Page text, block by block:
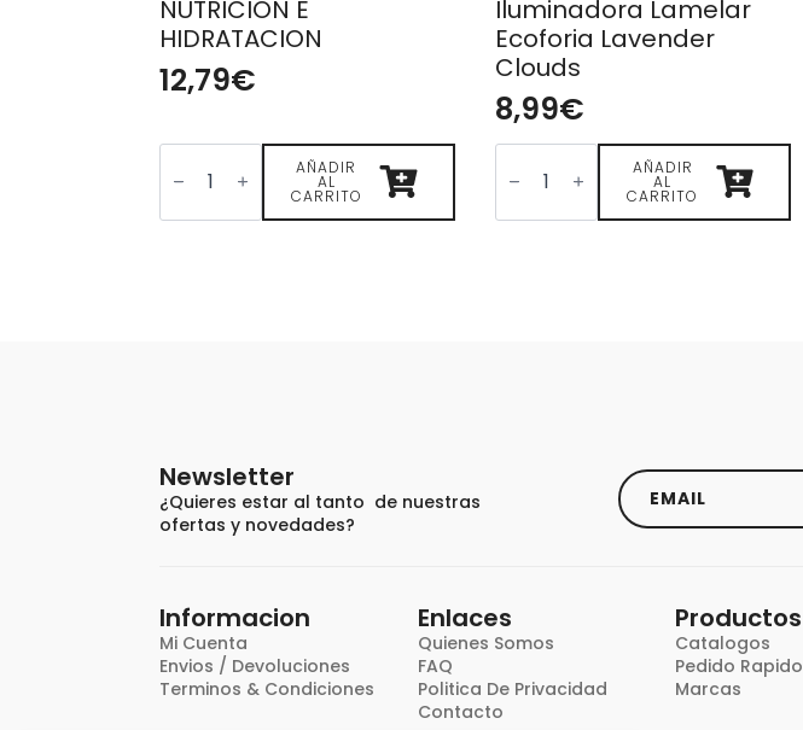
NUTRICION E
HIDRATACION
12,79€
CREMA
DÍA
SECA,
AÑADIR
AL
CARRITO
Iluminadora Lamelar
Ecoforia Lavender
Clouds
8,99€
Crema
Facial
Iluminadora
Ecoforia
AÑADIR
AL
CARRITO
Newsletter
¿Quieres estar al tanto de nuestras
ofertas y novedades?
Email
*
Informacion
Mi Cuenta
Envios / Devoluciones
Terminos & Condiciones
Enlaces
Quienes Somos
FAQ
Politica De Privacidad
Contacto
Productos
Catalogos
Pedido Rapido
Marcas